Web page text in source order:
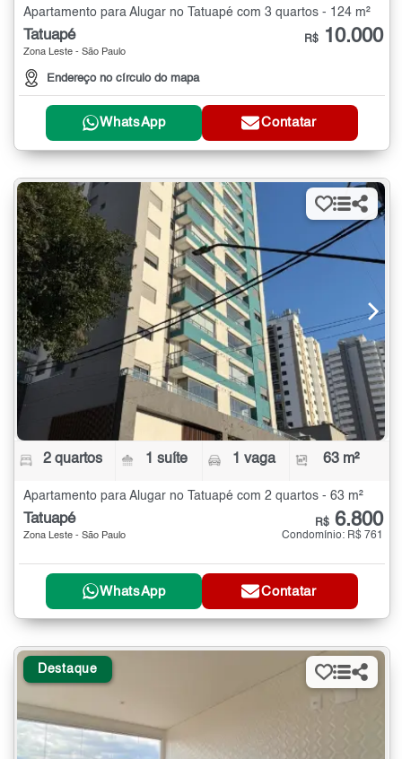
Apartamento para Alugar no Tatuapé com 3 quartos - 124 m²
Tatuapé
Zona Leste - São Paulo
Endereço no círculo do mapa
R$ 10.000
WhatsApp Contatar
2 quartos 1 suíte 1 vaga 63 m²
Apartamento para Alugar no Tatuapé com 2 quartos - 63 m²
Tatuapé
Zona Leste - São Paulo
R$ 6.800
Condomínio: R$ 761
WhatsApp Contatar
Destaque